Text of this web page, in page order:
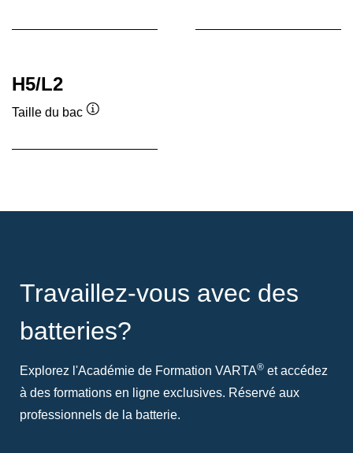
H5/L2
Taille du bac
Travaillez-vous avec des
batteries?
Explorez l'Académie de Formation VARTA® et accédez
à des formations en ligne exclusives. Réservé aux
professionnels de la batterie.